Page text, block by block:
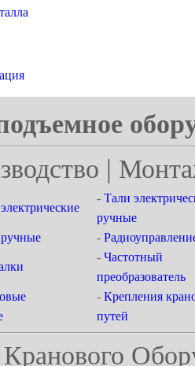
|
- Тали
ручные
-
- Частотный
преобразователь
- Крепления
путей
Кранового